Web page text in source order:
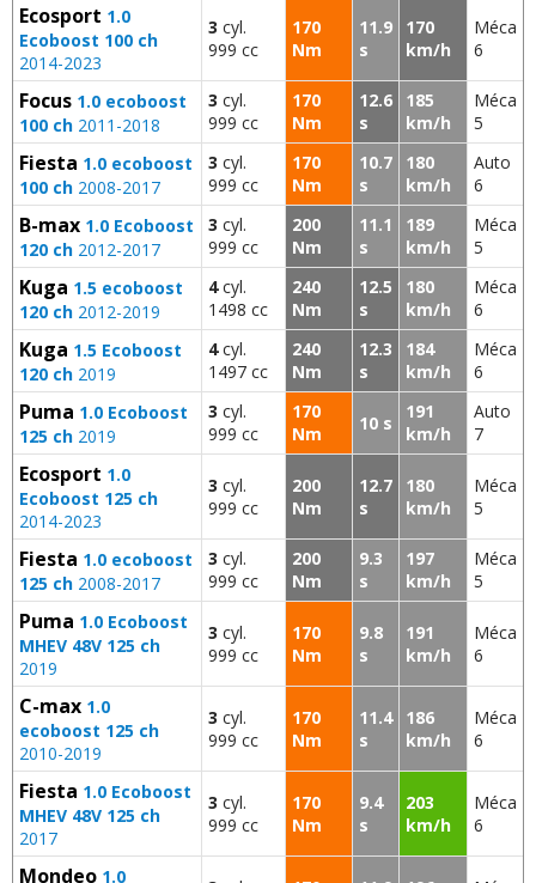
Ecosport 1.0
Ecoboost 100 ch
2014-2023
3 cyl.
999 cc
170
Nm
11.9
s
170
km/h
Méca
6
Focus 1.0 ecoboost
100 ch 2011-2018
3 cyl.
999 cc
170
Nm
12.6
s
185
km/h
Méca
5
Fiesta 1.0 ecoboost
100 ch 2008-2017
3 cyl.
999 cc
170
Nm
10.7
s
180
km/h
Auto
6
B-max 1.0 Ecoboost
120 ch 2012-2017
3 cyl.
999 cc
200
Nm
11.1
s
189
km/h
Méca
5
Kuga 1.5 ecoboost
120 ch 2012-2019
4cyl.
1498 cc
240
Nm
12.5
s
180
km/h
Méca
6
Kuga 1.5 Ecoboost
120 ch 2019
4cyl.
1497 cc
240
Nm
12.3
s
184
km/h
Méca
6
Puma 1.0 Ecoboost
125 ch 2019
3 cyl.
999 cc
170
Nm
10 s
191
km/h
Auto
7
Ecosport 1.0
Ecoboost 125 ch
2014-2023
3 cyl.
999 cc
200
Nm
12.7
s
180
km/h
Méca
5
Fiesta 1.0 ecoboost
125 ch 2008-2017
3 cyl.
999 cc
200
Nm
9.3
s
197
km/h
Méca
5
Puma 1.0 Ecoboost
MHEV 48V 125 ch
2019
3 cyl.
999 cc
170
Nm
9.8
s
191
km/h
Méca
6
C-max 1.0
ecoboost 125 ch
2010-2019
3 cyl.
999 cc
170
Nm
11.4
s
186
km/h
Méca
6
Fiesta 1.0 Ecoboost
MHEV 48V 125 ch
2017
3 cyl.
999 cc
170
Nm
9.4
s
203
km/h
Méca
6
Mondeo 1.0